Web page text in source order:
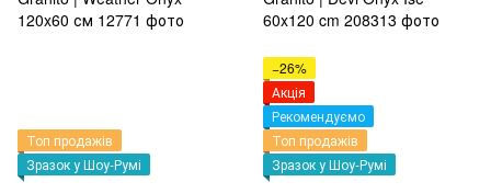
Топ продажів
Зразок у Шоу-Румі
−26%
Акція
Рекомендуємо
Топ продажів
Зразок у Шоу-Румі